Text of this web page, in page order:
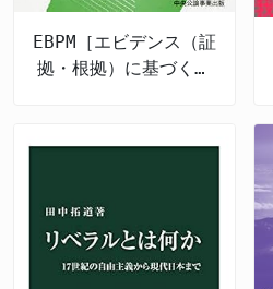
EBPM［エビデンス（証
拠・根拠）に基づく政